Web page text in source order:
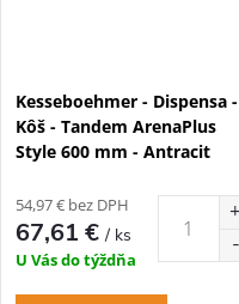
Kesseboehmer - Dispensa -
Kôš - Tandem ArenaPlus
Style 600 mm - Antracit
54,97 € bez DPH
67,61 €/ ks
U Vás do týždňa